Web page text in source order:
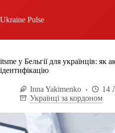
Ukraine Pulse
itsme у Бельгії для українців: як
ідентифікацію
Inna Yakimenko
14
Українці за кордоном